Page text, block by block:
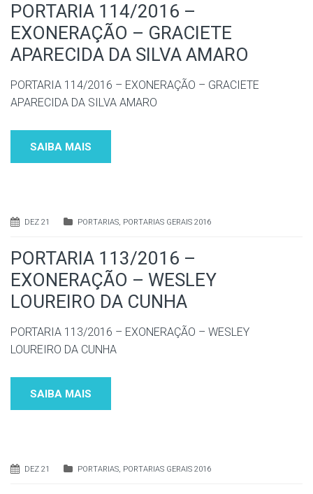
PORTARIA 114/2016 –
EXONERAÇÃO – GRACIETE
APARECIDA DA SILVA AMARO
PORTARIA 114/2016 – EXONERAÇÃO – GRACIETE
APARECIDA DA SILVA AMARO
SAIBA MAIS
DEZ 21 PORTARIAS, PORTARIAS GERAIS 2016
PORTARIA 113/2016 –
EXONERAÇÃO – WESLEY
LOUREIRO DA CUNHA
PORTARIA 113/2016 – EXONERAÇÃO – WESLEY
LOUREIRO DA CUNHA
SAIBA MAIS
DEZ 21 PORTARIAS, PORTARIAS GERAIS 2016